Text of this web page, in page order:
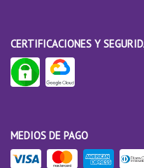
CERTIFICACIONES Y
MEDIOS DE PAGO